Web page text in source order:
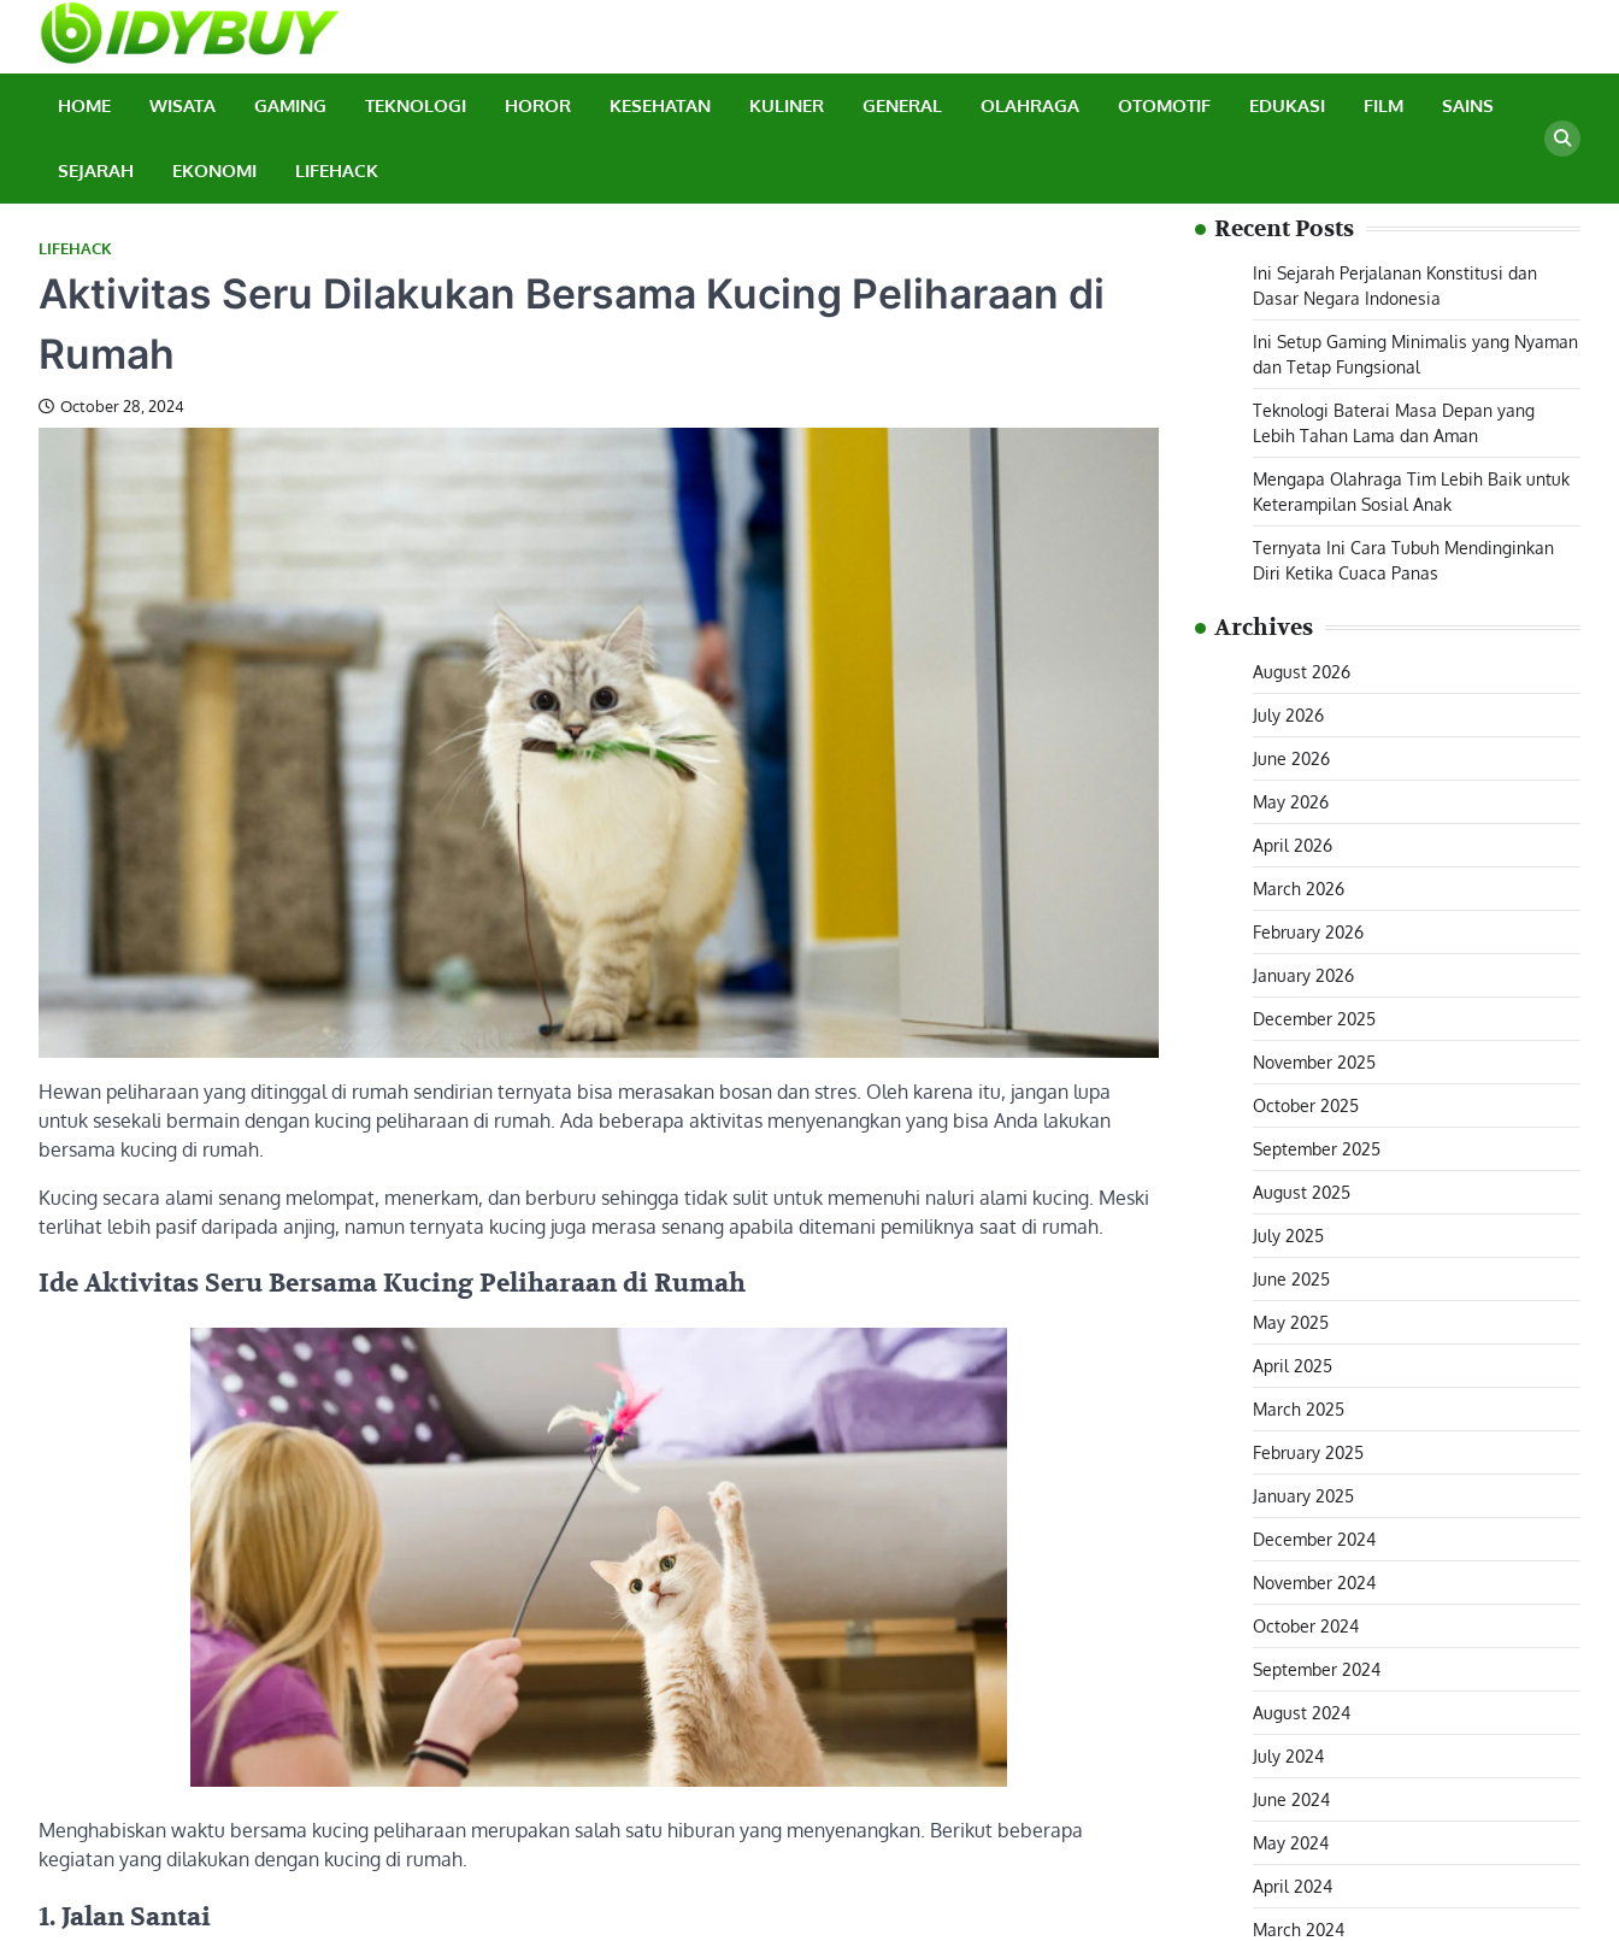
content
BidyBuy
HOME WISATA GAMING TEKNOLOGI HOROR KESEHATAN KULINER GENERAL OLAHRAGA OTOMOTIF EDUKASI FILM SAINS
SEJARAH EKONOMI LIFEHACK
LIFEHACK
Aktivitas Seru Dilakukan Bersama Kucing Peliharaan di
Rumah
October 28, 2024
Hewan peliharaan yang ditinggal di rumah sendirian ternyata bisa merasakan bosan dan stres. Oleh karena itu, jangan lupa
untuk sesekali bermain dengan kucing peliharaan di rumah. Ada beberapa aktivitas menyenangkan yang bisa Anda lakukan
bersama kucing di rumah.
Kucing secara alami senang melompat, menerkam, dan berburu sehingga tidak sulit untuk memenuhi naluri alami kucing. Meski
terlihat lebih pasif daripada anjing, namun ternyata kucing juga merasa senang apabila ditemani pemiliknya saat di rumah.
Ide Aktivitas Seru Bersama Kucing Peliharaan di Rumah
Menghabiskan waktu bersama kucing peliharaan merupakan salah satu hiburan yang menyenangkan. Berikut beberapa
kegiatan yang dilakukan dengan kucing di rumah.
1. Jalan Santai
Recent Posts
Ini Sejarah Perjalanan Konstitusi dan
Dasar Negara Indonesia
Ini Setup Gaming Minimalis yang Nyaman
dan Tetap Fungsional
Teknologi Baterai Masa Depan yang
Lebih Tahan Lama dan Aman
Mengapa Olahraga Tim Lebih Baik untuk
Keterampilan Sosial Anak
Ternyata Ini Cara Tubuh Mendinginkan
Diri Ketika Cuaca Panas
Archives
August 2026
July 2026
June 2026
May 2026
April 2026
March 2026
February 2026
January 2026
December 2025
November 2025
October 2025
September 2025
August 2025
July 2025
June 2025
May 2025
April 2025
March 2025
February 2025
January 2025
December 2024
November 2024
October 2024
September 2024
August 2024
July 2024
June 2024
May 2024
April 2024
March 2024